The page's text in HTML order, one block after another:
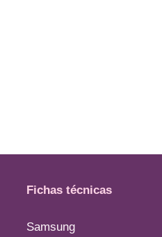
Fichas técnicas
Samsung